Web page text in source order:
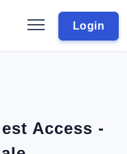
Login
Access -